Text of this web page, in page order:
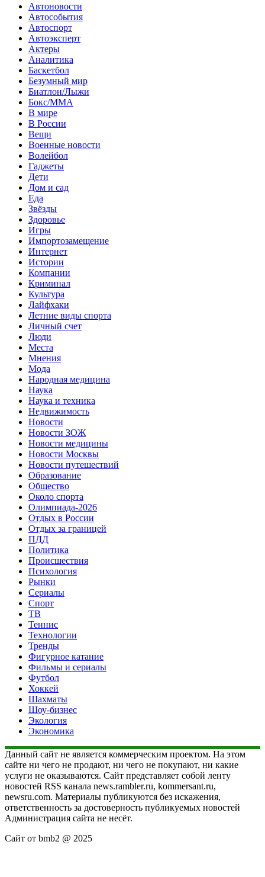
Автоновости
Автособытия
Автоспорт
Автоэксперт
Актеры
Аналитика
Баскетбол
Безумный мир
Биатлон/Лыжи
Бокс/MMA
В мире
В России
Вещи
Военные новости
Волейбол
Гаджеты
Дети
Дом и сад
Еда
Звёзды
Здоровье
Игры
Импортозамещение
Интернет
Истории
Компании
Криминал
Культура
Лайфхаки
Летние виды спорта
Личный счет
Люди
Места
Мнения
Мода
Народная медицина
Наука
Наука и техника
Недвижимость
Новости
Новости ЗОЖ
Новости медицины
Новости Москвы
Новости путешествий
Образование
Общество
Около спорта
Олимпиада-2026
Отдых в России
Отдых за границей
ПДД
Политика
Происшествия
Психология
Рынки
Сериалы
Спорт
ТВ
Теннис
Технологии
Тренды
Фигурное катание
Фильмы и сериалы
Футбол
Хоккей
Шахматы
Шоу-бизнес
Экология
Экономика
Данный сайт не является коммерческим проектом. На этом
сайте ни чего не продают, ни чего не покупают, ни какие
услуги не оказываются. Сайт представляет собой ленту
новостей RSS канала news.rambler.ru, kommersant.ru,
newsru.com. Материалы публикуются без искажения,
ответственность за достоверность публикуемых новостей
Администрация сайта не несёт.
Сайт от bmb2 @ 2025